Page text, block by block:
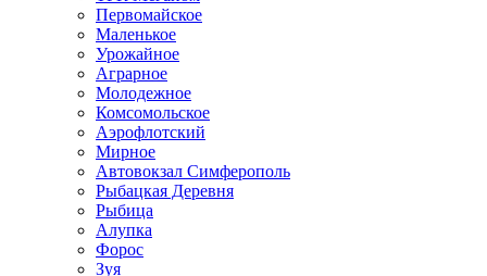
Первомайское
Маленькое
Урожайное
Аграрное
Молодежное
Комсомольское
Аэрофлотский
Мирное
Автовокзал Симферополь
Рыбацкая Деревня
Рыбица
Алупка
Форос
Зуя